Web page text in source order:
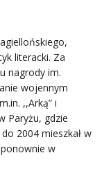
literacki. Za
nagrody im.
wojennym
,,Arką” i
Paryżu, gdzie
2004 mieszkał w
w